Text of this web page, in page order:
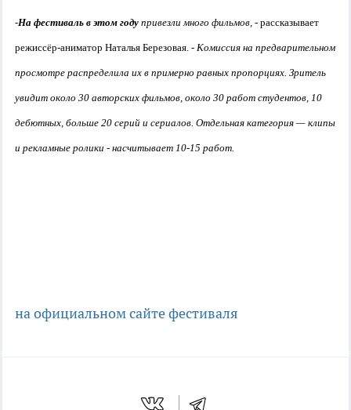
-На фестиваль в этом году привезли много фильмов, - рассказывает
режиссёр-аниматор Наталья Березовая. - Комиссия на предварительном
просмотре распределила их в примерно равных пропорциях. Зритель
увидит около 30 авторских фильмов, около 30 работ студентов, 10
дебютных, больше 20 серий и сериалов. Отдельная категория — клипы
и рекламные ролики - насчитывает 10-15 работ.
на официальном сайте фестиваля